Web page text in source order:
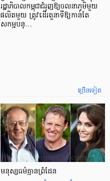
រដ្ឋាភិបាលកម្ពុជាជំរុញឱ្យចលនាភូមិមួយ
ផលិតមួយ ត្រូវដើរតួនាទីឱ្យកាន់តែ
សកម្មបន្…
ច្រើនទៀត
មនុស្ស​ធម៌​គ្មាន​ព្រំដែន